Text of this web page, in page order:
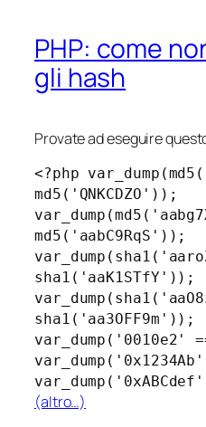
PHP: come
gli hash
Provate ad eseguire
<?php
md5('QNKCDZO'));
md5('aabC9RqS'));
sha1('aaK1STfY'));
sha1('aa3OFF9m'));
var_dump('0010e2'
(altro…)